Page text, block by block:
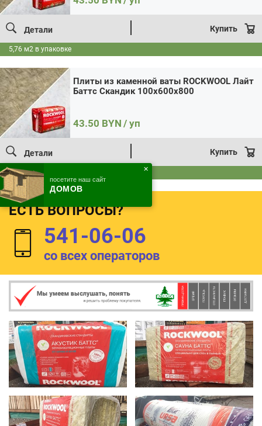
Детали Купить
5,76 м2 в упаковке
Плиты из каменной ваты ROCKWOOL Лайт
Баттс Скандик 100x600x800
43.50 BYN / уп
Детали Купить
2,88 м2 в упаковке
100x600x800
ЕСТЬ ВОПРОСЫ?
541-06-06
со всех операторов
посетите наш сайт
ДОМОВ
✕